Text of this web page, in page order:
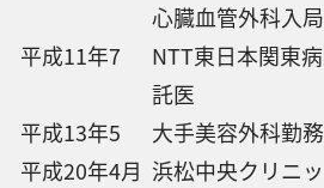
心臓血管外科入局
平成11年7
NTT東日本関東
託医
平成13年5
大手美容外科勤務
平成20年4月 浜松中央クリニ